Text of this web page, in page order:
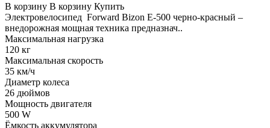
В корзину В корзину Купить
Электровелосипед Forward Bizon E-500 черно-красный –
внедорожная мощная техника предназнач..
Максимальная нагрузка
120 кг
Максимальная скорость
35 км/ч
Диаметр колеса
26 дюймов
Мощность двигателя
500 W
Ёмкость аккумулятора